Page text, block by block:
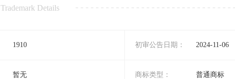
Trademark Details
1910 初审公告日期： 2024-11-06
暂无 商标类型： 普通商标